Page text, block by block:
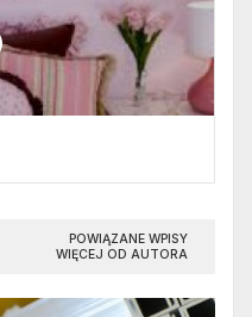
POWIĄZANE WPISY
WIĘCEJ OD AUTORA